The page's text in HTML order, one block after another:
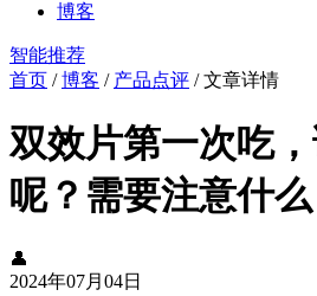
博客
智能推荐
首页 /博客 / 产品点评 /文章详情
双效片第一次吃
呢？需要注意什么
👤
2024年07月04日